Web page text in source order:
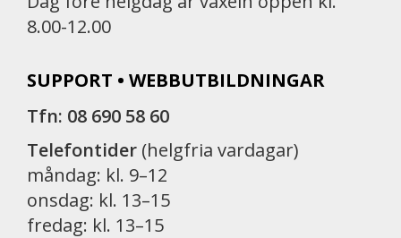
8.00-12.00
SUPPORT • WEBBUTBILDNINGAR
Tfn: 08 690 58 60
Telefontider (helgfria vardagar)
måndag: kl. 9–12
onsdag: kl. 13–15
fredag: kl. 13–15